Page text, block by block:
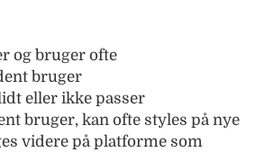
og bruger ofte
bruger
eller ikke passer
bruger, kan ofte styles på nye
videre på platforme som